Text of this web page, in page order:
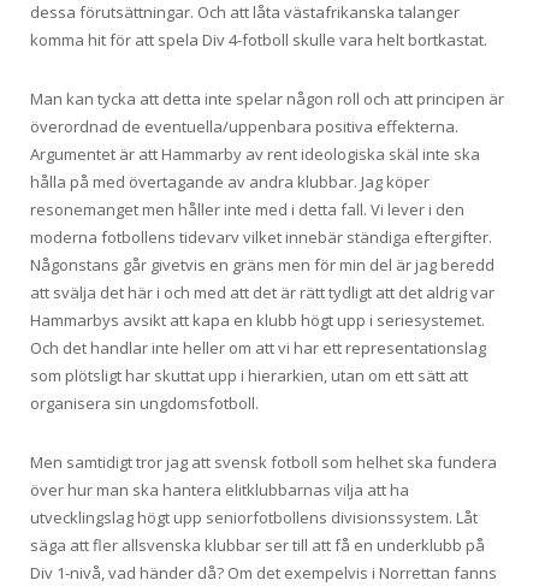
dessa förutsättningar. Och att låta västafrikanska talanger
komma hit för att spela Div 4-fotboll skulle vara helt bortkastat.
Man kan tycka att detta inte spelar någon roll och att principen är
överordnad de eventuella/uppenbara positiva effekterna.
Argumentet är att Hammarby av rent ideologiska skäl inte ska
hålla på med övertagande av andra klubbar. Jag köper
resonemanget men håller inte med i detta fall. Vi lever i den
moderna fotbollens tidevarv vilket innebär ständiga eftergifter.
Någonstans går givetvis en gräns men för min del är jag beredd
att svälja det här i och med att det är rätt tydligt att det aldrig var
Hammarbys avsikt att kapa en klubb högt upp i seriesystemet.
Och det handlar inte heller om att vi har ett representationslag
som plötsligt har skuttat upp i hierarkien, utan om ett sätt att
organisera sin ungdomsfotboll.
Men samtidigt tror jag att svensk fotboll som helhet ska fundera
över hur man ska hantera elitklubbarnas vilja att ha
utvecklingslag högt upp seniorfotbollens divisionssystem. Låt
säga att fler allsvenska klubbar ser till att få en underklubb på
Div 1-nivå, vad händer då? Om det exempelvis i Norrettan fanns